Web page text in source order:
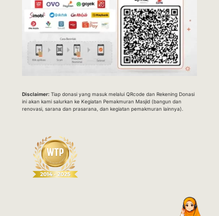
Disclaimer:Tiap donasi yang masuk melalui QRcode dan Rekening Donasi
ini akan kami salurkan ke Kegiatan Pemakmuran Masjid (bangun dan
renovasi, sarana dan prasarana, dan kegiatan pemakmuran lainnya).